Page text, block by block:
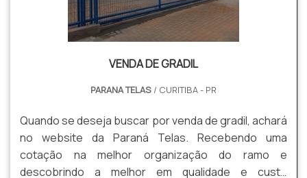
VENDA DE GRADIL
PARANA TELAS / CURITIBA - PR
Quando se deseja buscar por venda de gradil, achará
no website da Paraná Telas. Recebendo uma
cotação na melhor organização do ramo e
descobrindo a melhor em qualidade e custo